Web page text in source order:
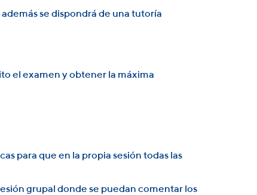
se dispondrá de una tutoría
el examen y obtener la máxima
para que en la propia sesión todas las
grupal donde se puedan comentar los